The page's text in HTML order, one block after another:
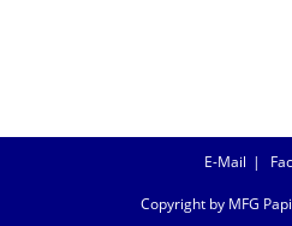
E-Mail
Copyright by MFG